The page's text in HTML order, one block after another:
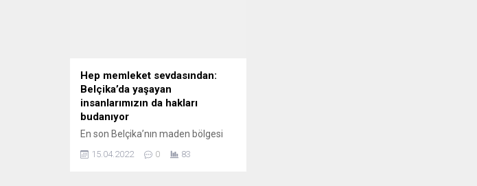
Hep memleket sevdasından:
Belçika’da yaşayan
insanlarımızın da hakları
budanıyor
En son Belçika’nın maden bölgesi
Limburg’da sosyal konutlarda
oturan 263 ailenin yurtdışında ev
15.04.2022 0 83